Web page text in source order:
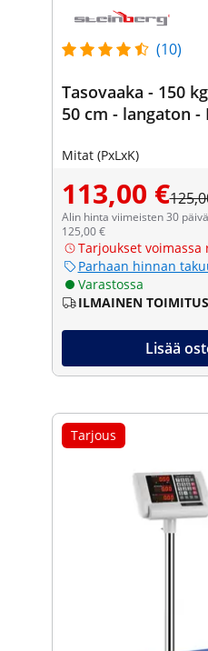
(10)
Tasovaaka - 150
50 cm - langaton -
Mitat (PxLxK)
113,00 €
Alin hinta viimeisten 30
125,00 €
Tarjoukset
Parhaan hinnan
Varastossa
ILMAINEN TOIMITUS
Lisää
Tarjous